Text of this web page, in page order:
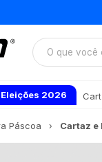
Eleições 2026
Páscoa​ Cartaz e